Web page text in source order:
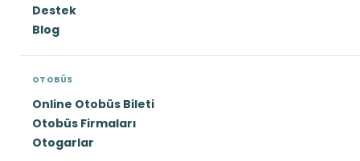
Destek
Blog
OTOBÜS
Online Otobüs Bileti
Otobüs Firmaları
Otogarlar